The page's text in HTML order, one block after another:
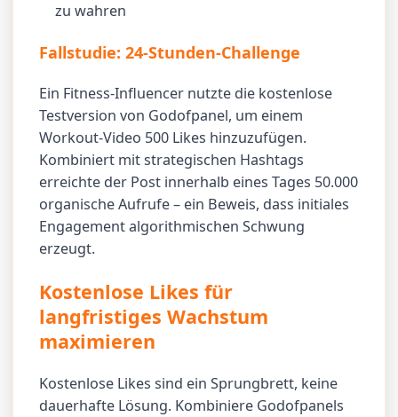
zu wahren
Fallstudie: 24-Stunden-Challenge
Ein Fitness-Influencer nutzte die kostenlose
Testversion von Godofpanel, um einem
Workout-Video 500 Likes hinzuzufügen.
Kombiniert mit strategischen Hashtags
erreichte der Post innerhalb eines Tages 50.000
organische Aufrufe – ein Beweis, dass initiales
Engagement algorithmischen Schwung
erzeugt.
Kostenlose Likes für
langfristiges Wachstum
maximieren
Kostenlose Likes sind ein Sprungbrett, keine
dauerhafte Lösung. Kombiniere Godofpanels